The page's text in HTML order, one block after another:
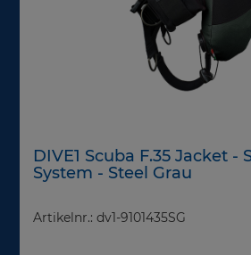
DIVE1 Scuba F.35 Jacket -
System - Steel Grau
Artikelnr.: dv1-9101435SG